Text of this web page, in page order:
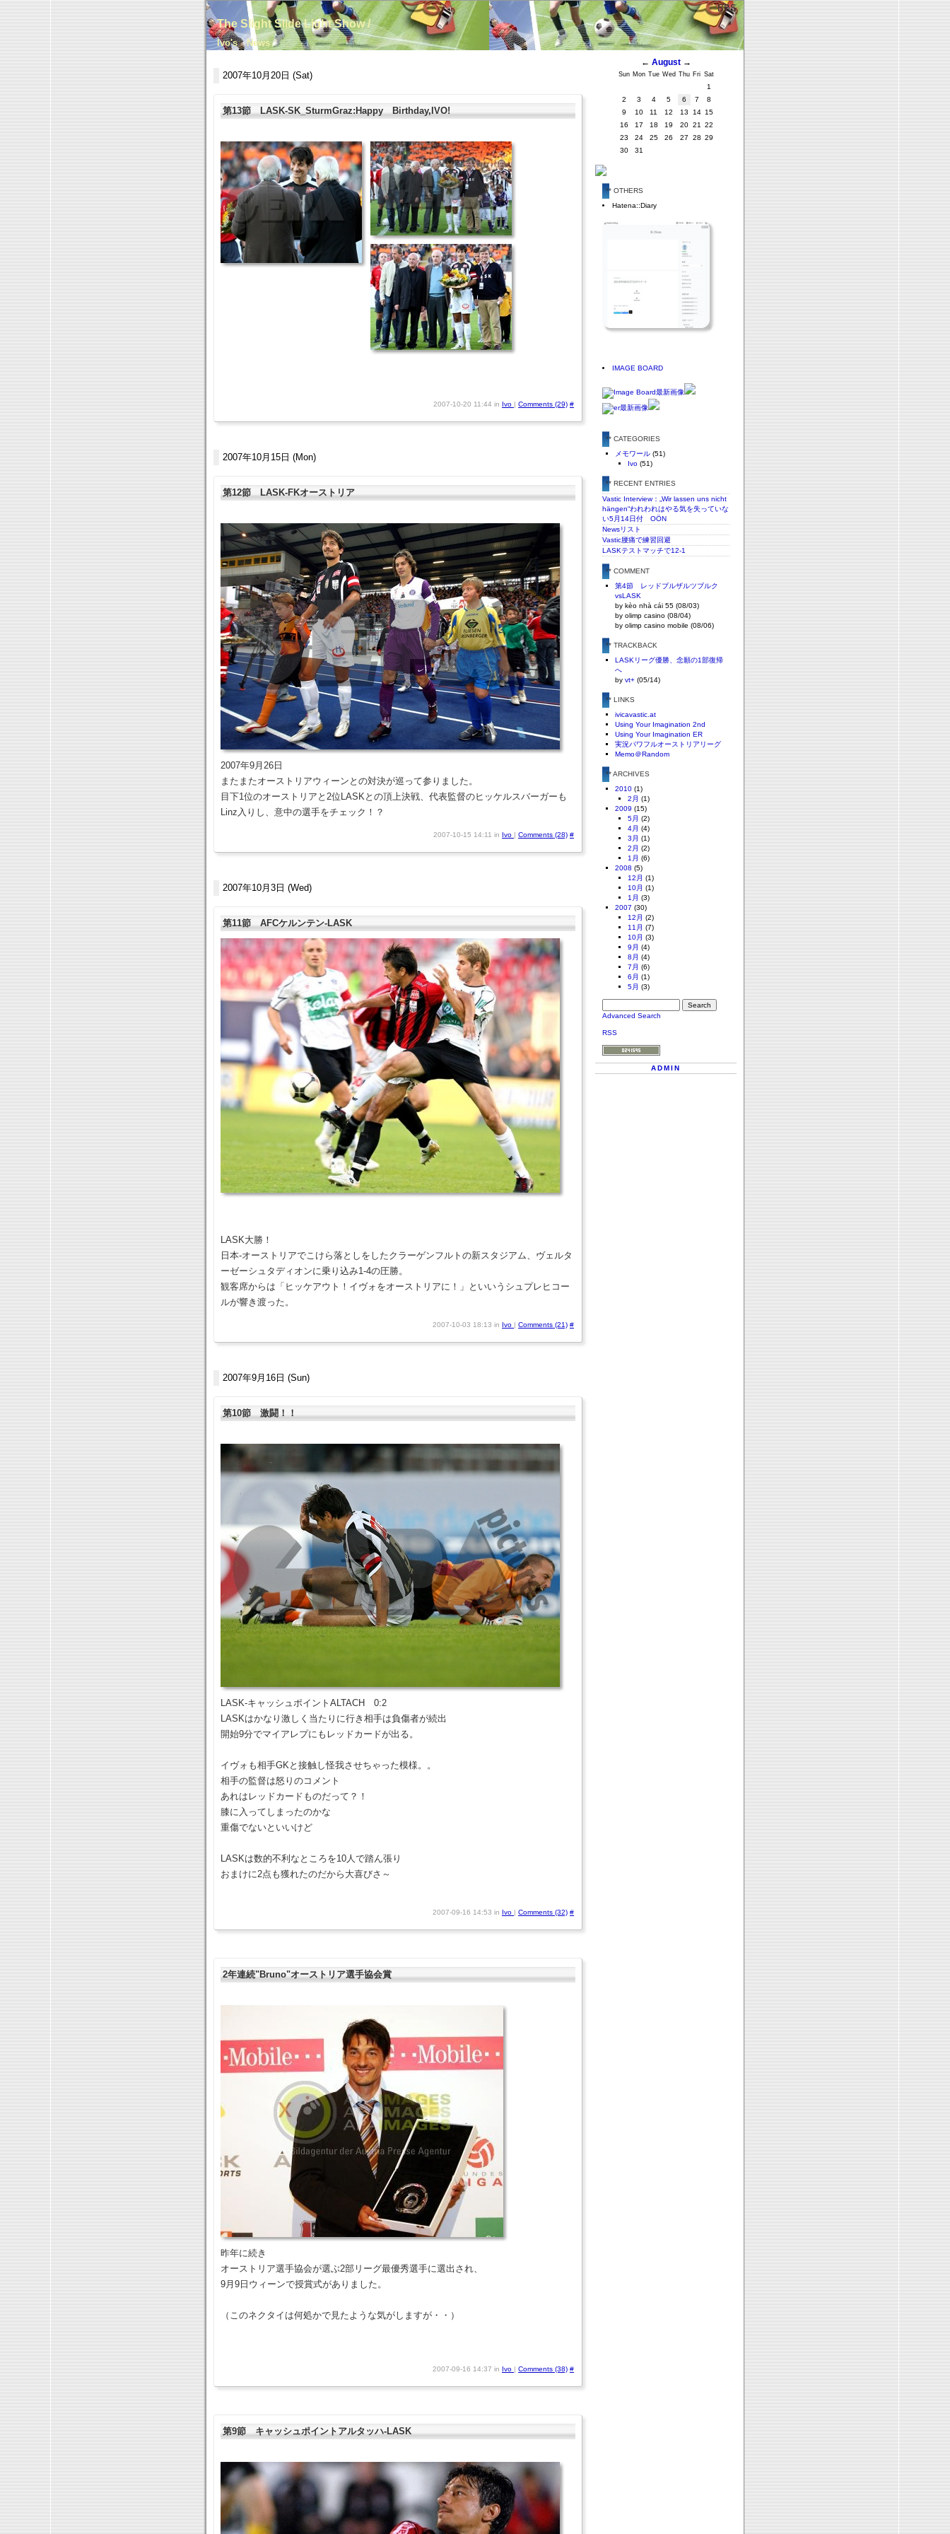
BBS
The Slight Slide Light Show /
Ivo's News
2007年10月20日 (Sat)
第13節 LASK-SK_SturmGraz:Happy Birthday,IVO!
2007-10-20 11:44 in Ivo | Comments (29) #
2007年10月15日 (Mon)
第12節 LASK-FKオーストリア
2007年9月26日
またまたオーストリアウィーンとの対決が巡って参りました。
目下1位のオーストリアと2位LASKとの頂上決戦、代表監督のヒッケルスバーガーも
Linz入りし、意中の選手をチェック！？
2007-10-15 14:11 in Ivo | Comments (28) #
2007年10月3日 (Wed)
第11節 AFCケルンテン-LASK
LASK大勝！
日本-オーストリアでこけら落としをしたクラーゲンフルトの新スタジアム、ヴェルタ
ーゼーシュタディオンに乗り込み1-4の圧勝。
観客席からは「ヒッケアウト！イヴォをオーストリアに！」といいうシュプレヒコー
ルが響き渡った。
2007-10-03 18:13 in Ivo | Comments (21) #
2007年9月16日 (Sun)
第10節 激闘！！
LASK-キャッシュポイントALTACH 0:2
LASKはかなり激しく当たりに行き相手は負傷者が続出
開始9分でマイアレプにもレッドカードが出る。
イヴォも相手GKと接触し怪我させちゃった模様。。
相手の監督は怒りのコメント
あれはレッドカードものだって？！
膝に入ってしまったのかな
重傷でないといいけど
LASKは数的不利なところを10人で踏ん張り
おまけに2点も獲れたのだから大喜びさ～
2007-09-16 14:53 in Ivo | Comments (32) #
2年連続"Bruno"オーストリア選手協会賞
昨年に続き
オーストリア選手協会が選ぶ2部リーグ最優秀選手に選出され、
9月9日ウィーンで授賞式がありました。
（このネクタイは何処かで見たような気がしますが・・）
2007-09-16 14:37 in Ivo | Comments (38) #
第9節 キャッシュポイントアルタッハ-LASK
← August→
Sun Mon Tue Wed Thu Fri Sat
1
2
3 4 5 6 7
8
9
10 11 12 13 14 15
16
17 18 19 20 21
22
23
24 25 26 27 28 29
30
31
** OTHERS
Hatena::Diary
IMAGE BOARD
** CATEGORIES
メモワール (51)
Ivo (51)
** RECENT ENTRIES
Vastic Interview：„Wir lassen uns nicht
hängen“われわれはやる気を失っていな
い5月14日付 OÖN
Newsリスト
Vastic腰痛で練習回避
LASKテストマッチで12-1
** COMMENT
第4節 レッドブルザルツブルク
vsLASK
by kèo nhà cái 55 (08/03)
by olimp casino (08/04)
by olimp casino mobile (08/06)
** TRACKBACK
LASKリーグ優勝、念願の1部復帰
へ
by vt+ (05/14)
** LINKS
ivicavastic.at
Using Your Imagination 2nd
Using Your Imagination ER
実況パワフルオーストリアリーグ
Memo＠Random
** ARCHIVES
2010 (1)
2月 (1)
2009 (15)
5月 (2)
4月 (4)
3月 (1)
2月 (2)
1月 (6)
2008 (5)
12月 (1)
10月 (1)
1月 (3)
2007 (30)
12月 (2)
11月 (7)
10月 (3)
9月 (4)
8月 (4)
7月 (6)
6月 (1)
5月 (3)
Advanced Search
RSS
ADMIN